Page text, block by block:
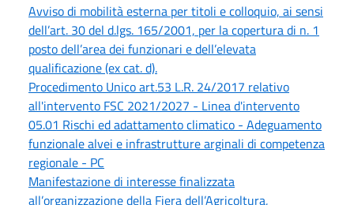
Avviso di mobilità esterna per titoli e colloquio, ai sensi
dell’art. 30 del d.lgs. 165/2001, per la copertura di n. 1
posto dell’area dei funzionari e dell’elevata
qualificazione (ex cat. d).
Procedimento Unico art.53 L.R. 24/2017 relativo
all'intervento FSC 2021/2027 - Linea d'intervento
05.01 Rischi ed adattamento climatico - Adeguamento
funzionale alvei e infrastrutture arginali di competenza
regionale - PC
Manifestazione di interesse finalizzata
all’organizzazione della Fiera dell’Agricoltura,